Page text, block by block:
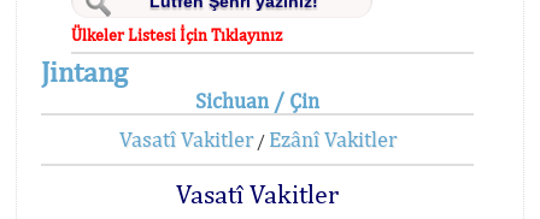
Ülkeler Listesi İçin Tıklayınız
Jintang
Sichuan / Çin
Vasatî Vakitler/ Ezânî Vakitler
Vasatî Vakitler